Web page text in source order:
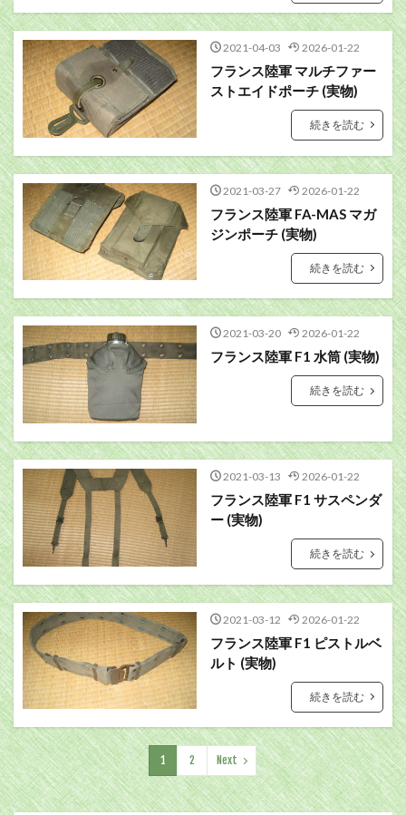
2021-04-03 2026-01-22
フランス陸軍 マルチファー
ストエイドポーチ (実物)
続きを読む
2021-03-27 2026-01-22
フランス陸軍 FA-MAS マガ
ジンポーチ (実物)
続きを読む
2021-03-20 2026-01-22
フランス陸軍 F1 水筒 (実物)
続きを読む
2021-03-13 2026-01-22
フランス陸軍 F1 サスペンダ
ー (実物)
続きを読む
2021-03-12 2026-01-22
フランス陸軍 F1 ピストルベ
ルト (実物)
続きを読む
1 2 Next